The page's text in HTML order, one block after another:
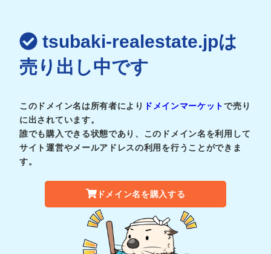
tsubaki-realestate.jpは
売り出し中です
このドメイン名は所有者により ドメインマーケットで売り
に出されています。
誰でも購入できる状態であり、このドメイン名を利用して
サイト運営やメールアドレスの利用を行うことができま
す。
ドメイン名を購入する